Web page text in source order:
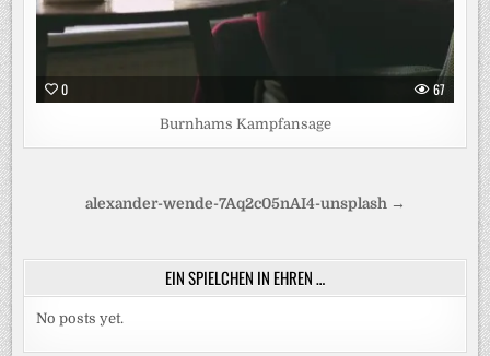
0 67
Burnhams Kampfansage
Beitragsnavigation
alexander-wende-7Aq2c05nAI4-unsplash →
EIN SPIELCHEN IN EHREN …
No posts yet.